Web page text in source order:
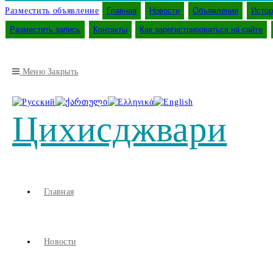
Разместить объявление Главная Новости Объявления
Разместить запись Контакты Как зарегистрироваться на сайте
Меню Закрыть
Цихисджвари
Главная
Новости